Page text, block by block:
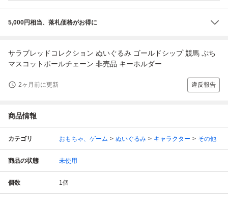
5,000円相当、落札価格がお得に
サラブレッドコレクション ぬいぐるみ ゴールドシップ 競馬 ぷち
マスコットボールチェーン 非売品 キーホルダー
2ヶ月前に更新 違反報告
商品情報
カテゴリ おもちゃ、ゲーム ぬいぐるみ キャラクター その他
商品の状態 未使用
個数 1個